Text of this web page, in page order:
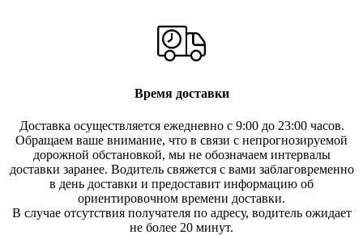
Время доставки
Доставка осуществляется ежедневно с 9:00 до 23:00 часов.
Обращаем ваше внимание, что в связи с непрогнозируемой
дорожной обстановкой, мы не обозначаем интервалы
доставки заранее. Водитель свяжется с вами заблаговременно
в день доставки и предоставит информацию об
ориентировочном времени доставки.
В случае отсутствия получателя по адресу, водитель ожидает
не более 20 минут.